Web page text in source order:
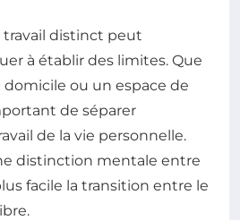
travail distinct peut
à établir des limites. Que
ou un espace de
de séparer
de la vie personnelle.
distinction mentale entre
facile la transition entre le